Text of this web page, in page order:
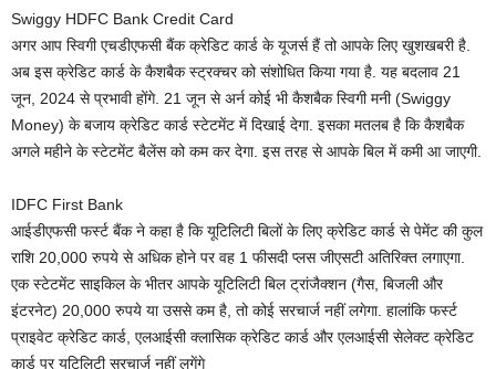
Swiggy HDFC Bank Credit Card
अगर आप स्विगी एचडीएफसी बैंक क्रेडिट कार्ड के यूजर्स हैं तो आपके लिए खुशखबरी है.
अब इस क्रेडिट कार्ड के कैशबैक स्ट्रक्चर को संशोधित किया गया है. यह बदलाव 21
जून, 2024 से प्रभावी होंगे. 21 जून से अर्न कोई भी कैशबैक स्विगी मनी (Swiggy
Money) के बजाय क्रेडिट कार्ड स्टेटमेंट में दिखाई देगा. इसका मतलब है कि कैशबैक
अगले महीने के स्टेटमेंट बैलेंस को कम कर देगा. इस तरह से आपके बिल में कमी आ जाएगी.
IDFC First Bank
आईडीएफसी फर्स्ट बैंक ने कहा है कि यूटिलिटी बिलों के लिए क्रेडिट कार्ड से पेमेंट की कुल
राशि 20,000 रुपये से अधिक होने पर वह 1 फीसदी प्लस जीएसटी अतिरिक्त लगाएगा.
एक स्टेटमेंट साइकिल के भीतर आपके यूटिलिटी बिल ट्रांजैक्शन (गैस, बिजली और
इंटरनेट) 20,000 रुपये या उससे कम है, तो कोई सरचार्ज नहीं लगेगा. हालांकि फर्स्ट
प्राइवेट क्रेडिट कार्ड, एलआईसी क्लासिक क्रेडिट कार्ड और एलआईसी सेलेक्ट क्रेडिट
कार्ड पर यूटिलिटी सरचार्ज नहीं लगेंगे